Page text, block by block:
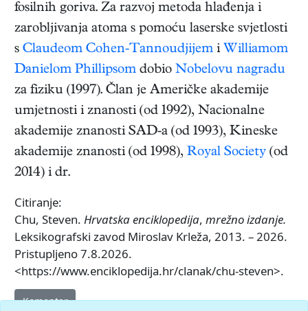
fosilnih goriva. Za razvoj metoda hlađenja i
zarobljivanja atoma s pomoću laserske svjetlosti
s Claudeom Cohen-Tannoudjijem i Williamom
Danielom Phillipsom dobio Nobelovu nagradu
za fiziku (1997). Član je Američke akademije
umjetnosti i znanosti (od 1992), Nacionalne
akademije znanosti SAD-a (od 1993), Kineske
akademije znanosti (od 1998), Royal Society (od
2014) i dr.
Citiranje:
Chu, Steven. Hrvatska enciklopedija, mrežno izdanje.
Leksikografski zavod Miroslav Krleža, 2013. – 2026.
Pristupljeno 7.8.2026.
<https://www.enciklopedija.hr/clanak/chu-steven>.
Komentar